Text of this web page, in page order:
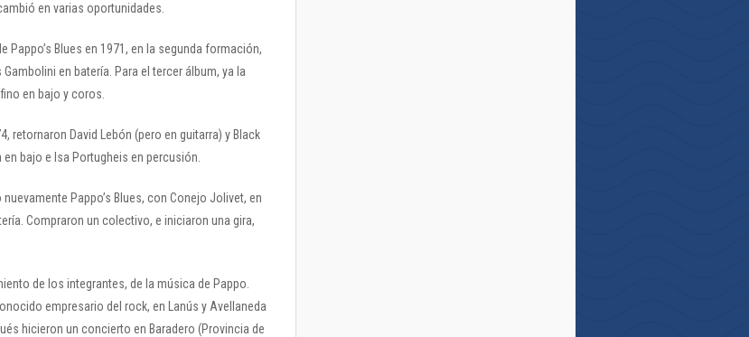
en varias oportunidades.
Blues en 1971, en la segunda formación,
en batería. Para el tercer álbum, ya la
en bajo y coros.
retornaron David Lebón (pero en guitarra) y Black
bajo e Isa Portugheis en percusión.
Pappo’s Blues, con Conejo Jolivet, en
Compraron un colectivo, e iniciaron una gira,
de los integrantes, de la música de Pappo.
empresario del rock, en Lanús y Avellaneda
hicieron un concierto en Baradero (Provincia de